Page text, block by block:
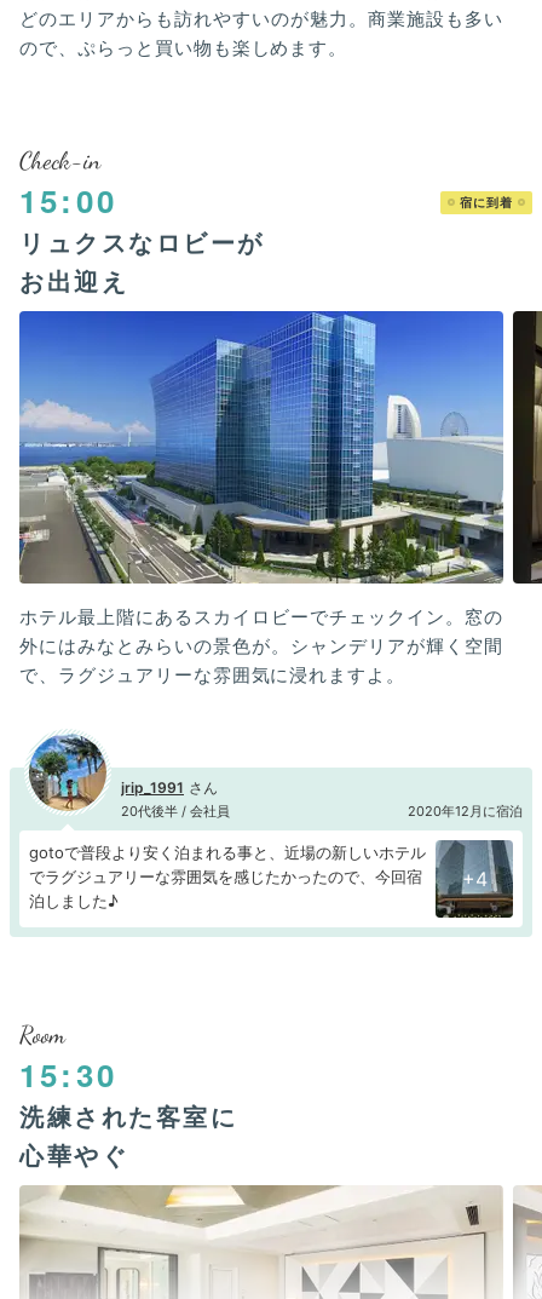
どのエリアからも訪れやすいのが魅力。商業施設も多い
ので、ぷらっと買い物も楽しめます。
Check-in
15:00 宿に到着
リュクスなロビーが
お出迎え
ホテル最上階にあるスカイロビーでチェックイン。窓の
外にはみなとみらいの景色が。シャンデリアが輝く空間
で、ラグジュアリーな雰囲気に浸れますよ。
jrip_1991
20代後半 / 会社員 2020年12月に宿泊
gotoで普段より安く泊まれる事と、近場の新しいホテル
でラグジュアリーな雰囲気を感じたかったので、今回宿
泊しました♪
+4
Room
15:30
洗練された客室に
心華やぐ